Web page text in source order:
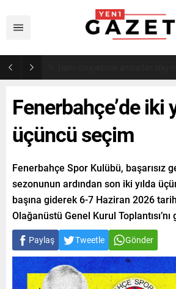
Fenerbahçe’de iki
üçüncü seçim
Fenerbahçe Spor Kulübü, başarısız
sezonunun ardından son iki yılda
başına giderek 6-7 Haziran 2026
Olağanüstü Genel Kurul
Paylaş Tweetle Gönder